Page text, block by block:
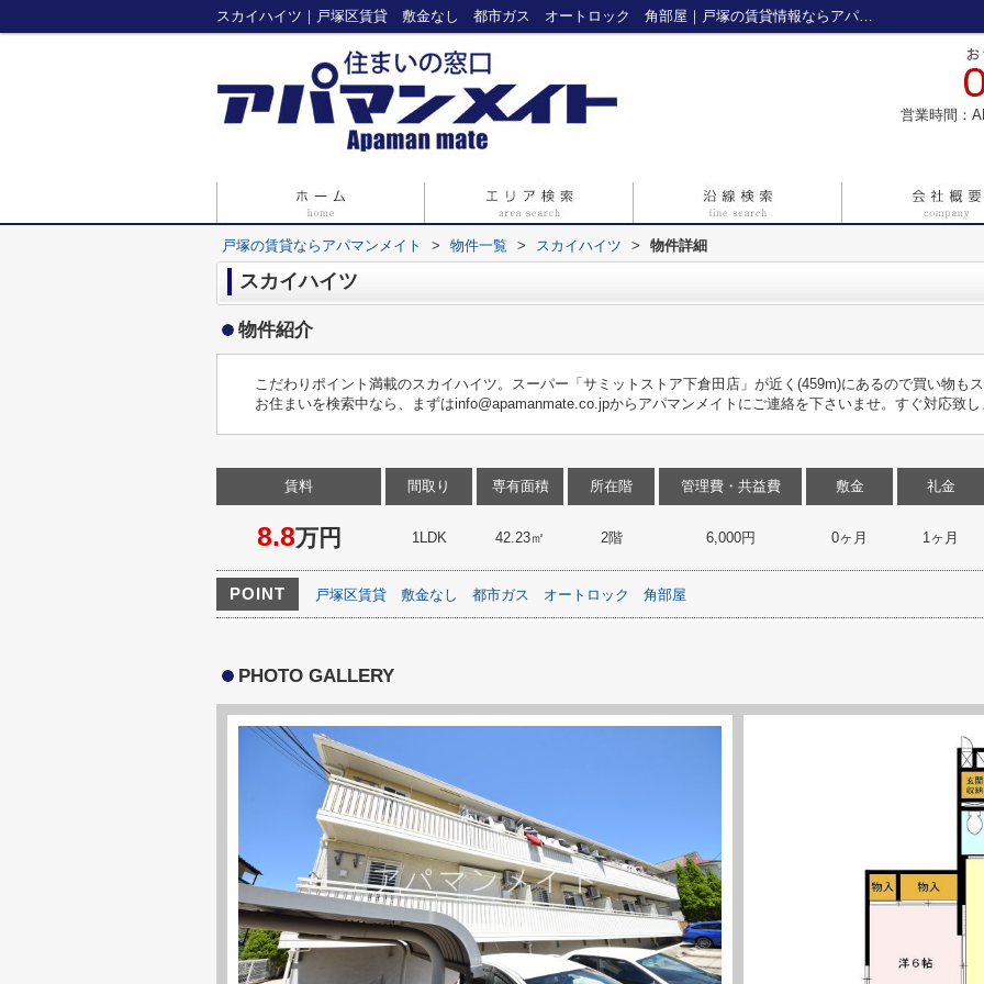
スカイハイツ｜戸塚区賃貸 敷金なし 都市ガス オートロック 角部屋｜戸塚の賃貸情報ならアパマンメイトへ
営業時間：
戸塚の賃貸ならアパマンメイト > 物件一覧 > スカイハイツ > 物件詳細
スカイハイツ
物件紹介
こだわりポイント満載のスカイハイツ。スーパー「サミットストア下倉田店」が近く(459m)にあるので買い物も
お住まいを検索中なら、まずはinfo@apamanmate.co.jpからアパマンメイトにご連絡を下さいませ。すぐ対応致
賃料
8.8万円
間取り
1LDK
専有面積
42.23㎡
所在階
2階
管理費・共益費
6,000円
敷金
0ヶ月
礼金
1ヶ月
POINT 戸塚区賃貸 敷金なし 都市ガス オートロック 角部屋
PHOTO GALLERY